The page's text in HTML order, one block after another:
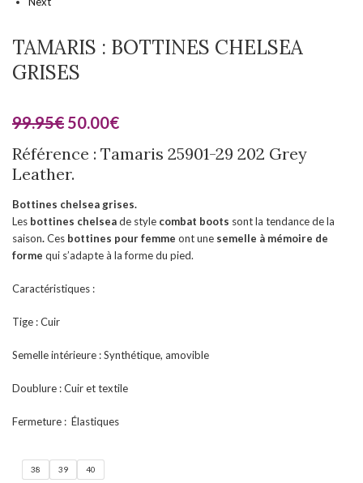
TAMARIS : BOTTINES CHELSEA
GRISES
99.95€ 50.00€
Référence : Tamaris 25901-29 202 Grey
Leather.
Bottines chelsea grises.
Les bottines chelseade style combat boots sont la tendance de la
saison.Ces bottines pour femme ont une semelle à mémoire de
forme qui s’adapte à la forme du pied.
Caractéristiques :
Tige : Cuir
Semelle intérieure : Synthétique, amovible
Doublure : Cuir et textile
Fermeture : Élastiques
38 39 40